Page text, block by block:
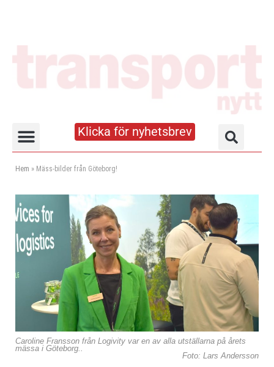
Klicka för nyhetsbrev
Hem » Mäss-bilder från Göteborg!
Caroline Fransson från Logivity var en av alla utställarna på årets
mässa i Göteborg..
Foto: Lars Andersson